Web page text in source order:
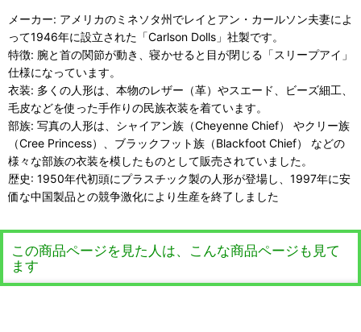
メーカー: アメリカのミネソタ州でレイとアン・カールソン夫妻によ
って1946年に設立された「Carlson Dolls」社製です。
特徴: 腕と首の関節が動き、寝かせると目が閉じる「スリープアイ」
仕様になっています。
衣装: 多くの人形は、本物のレザー（革）やスエード、ビーズ細工、
毛皮などを使った手作りの民族衣装を着ています。
部族: 写真の人形は、シャイアン族（Cheyenne Chief） やクリー族
（Cree Princess）、ブラックフット族（Blackfoot Chief） などの
様々な部族の衣装を模したものとして販売されていました。
歴史: 1950年代初頭にプラスチック製の人形が登場し、1997年に安
価な中国製品との競争激化により生産を終了しました
この商品ページを見た人は、こんな商品ページも見て
ます